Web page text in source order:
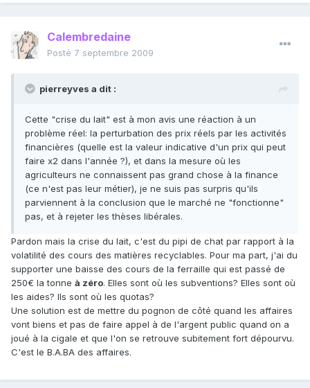
Calembredaine
Posté 7 septembre 2009
pierreyves a dit :
Cette "crise du lait" est à mon avis une réaction à un
problème réel: la perturbation des prix réels par les activités
financières (quelle est la valeur indicative d'un prix qui peut
faire x2 dans l'année ?), et dans la mesure où les
agriculteurs ne connaissent pas grand chose à la finance
(ce n'est pas leur métier), je ne suis pas surpris qu'ils
parviennent à la conclusion que le marché ne "fonctionne"
pas, et à rejeter les thèses libérales.
Pardon mais la crise du lait, c'est du pipi de chat par rapport à la
volatilité des cours des matières recyclables. Pour ma part, j'ai du
supporter une baisse des cours de la ferraille qui est passé de
250€ la tonne à zéro. Elles sont où les subventions? Elles sont où
les aides? Ils sont où les quotas?
Une solution est de mettre du pognon de côté quand les affaires
vont biens et pas de faire appel à de l'argent public quand on a
joué à la cigale et que l'on se retrouve subitement fort dépourvu.
C'est le B.A.BA des affaires.